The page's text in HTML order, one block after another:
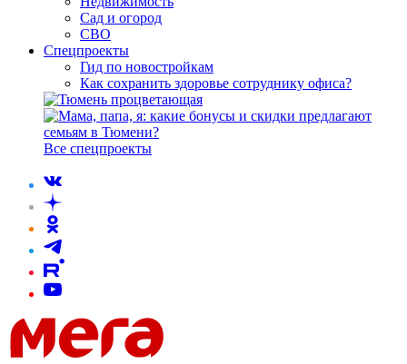
Сад и огород
СВО
Спецпроекты
Гид по новостройкам
Как сохранить здоровье сотруднику офиса?
Все спецпроекты